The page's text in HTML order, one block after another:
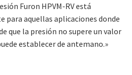
Furon HPVM-RV está
para aquellas aplicaciones donde
que la presión no supere un valor
establecer de antemano.»